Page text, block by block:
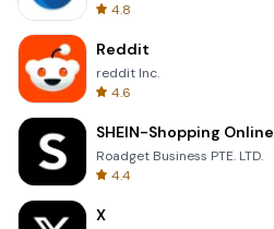
4.8
Reddit
reddit Inc.
4.6
SHEIN-Shopping Online
Roadget Business PTE. LTD.
4.4
X